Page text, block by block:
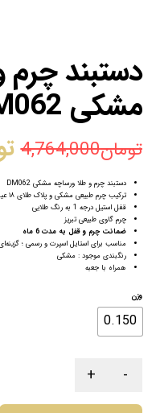
دستبند چرم
مشکی DM062
تومان4,764,000
دستبند چرم و طلا ورساچه مشکی DM062
ترکیب چرم طبیعی مشکی و پلاک طلای ۱۸ عیار
قفل استیل درجه 1 به رنگ طلایی
چرم گاوی طبیعی تبریز
ضمانت چرم و قفل به مدت 6 ماه
مناسب برای استایل اسپرت و رسمی ؛
رنگبندی موجود : مشکی
همراه با جعبه
وزن
0.150
-
+